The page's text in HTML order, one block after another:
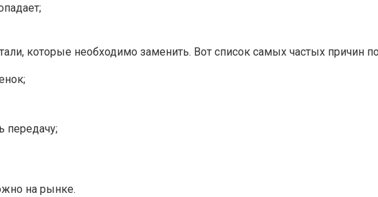
которые необходимо заменить. Вот список самых частых причин
передачу;
на рынке.